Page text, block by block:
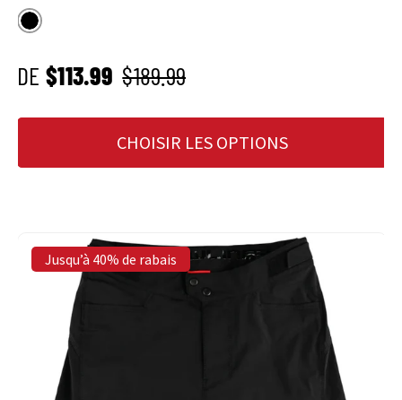
Noir
PRIX SOLDÉ
DE $113.99 Prix habituel
$189.99
CHOISIR LES OPTIONS
Jusqu’à 40% de rabais